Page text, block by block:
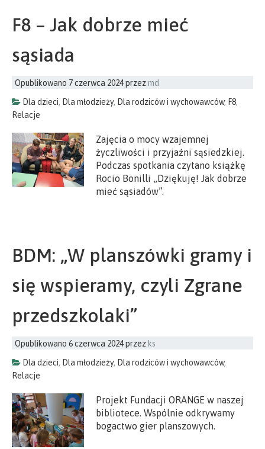
F8 – Jak dobrze mieć
sąsiada
Opublikowano 7 czerwca 2024przezmd
Dla dzieci, Dla młodzieży, Dla rodziców i wychowawców, F8,
Relacje
Zajęcia o mocy wzajemnej
życzliwości i przyjaźni sąsiedzkiej.
Podczas spotkania czytano książkę
Rocio Bonilli „Dziękuję! Jak dobrze
mieć sąsiadów”.
BDM: „W planszówki gramy i
się wspieramy, czyli Zgrane
przedszkolaki”
Opublikowano 6 czerwca 2024przez ks
Dla dzieci, Dla młodzieży, Dla rodziców i wychowawców,
Relacje
Projekt Fundacji ORANGE w naszej
bibliotece. Wspólnie odkrywamy
bogactwo gier planszowych.